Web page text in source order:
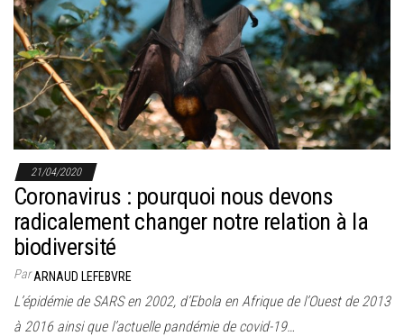
21/04/2020
Coronavirus : pourquoi nous devons
radicalement changer notre relation à la
biodiversité
ParARNAUD LEFEBVRE
L’épidémie de SARS en 2002, d’Ebola en Afrique de l’Ouest de 2013
à 2016 ainsi que l’actuelle pandémie de covid-19…